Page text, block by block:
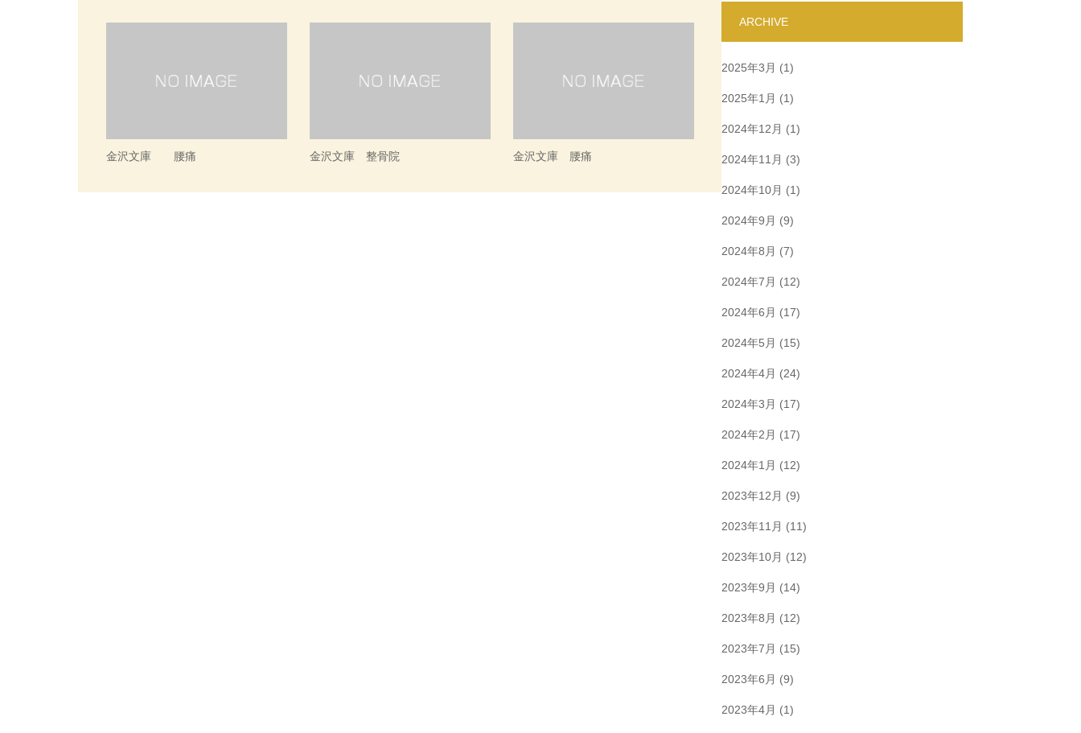
金沢文庫 腰痛 金沢文庫 整骨院 金沢文庫 腰痛
ARCHIVE
2025年3月 (1)
2025年1月 (1)
2024年12月 (1)
2024年11月 (3)
2024年10月 (1)
2024年9月 (9)
2024年8月 (7)
2024年7月 (12)
2024年6月 (17)
2024年5月 (15)
2024年4月 (24)
2024年3月 (17)
2024年2月 (17)
2024年1月 (12)
2023年12月 (9)
2023年11月 (11)
2023年10月 (12)
2023年9月 (14)
2023年8月 (12)
2023年7月 (15)
2023年6月 (9)
2023年4月 (1)